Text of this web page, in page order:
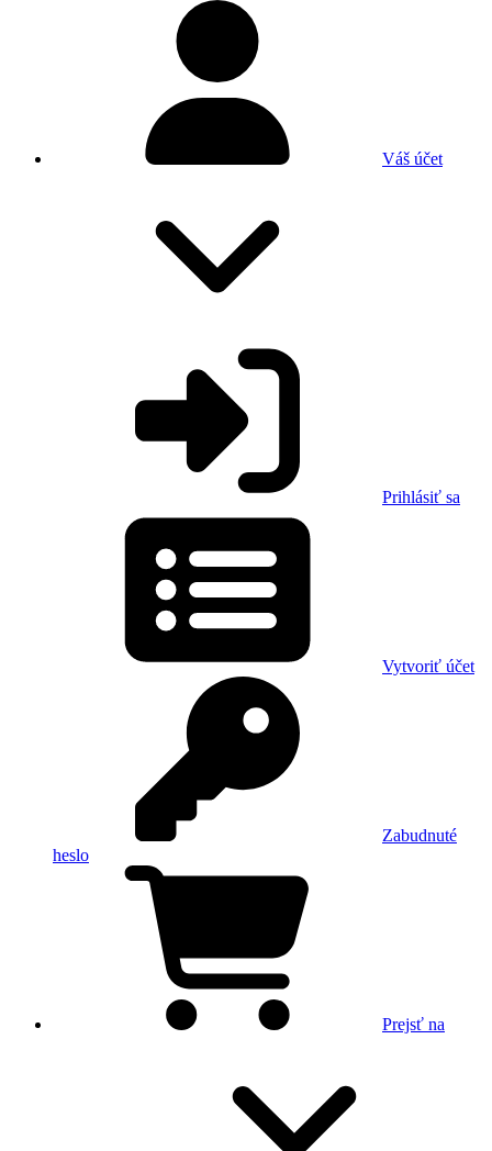
Váš účet
Prihlásiť sa
Vytvoriť účet
Zabudnuté
heslo
Prejsť na